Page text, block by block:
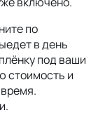
по
в день
под ваши
стоимость и
.